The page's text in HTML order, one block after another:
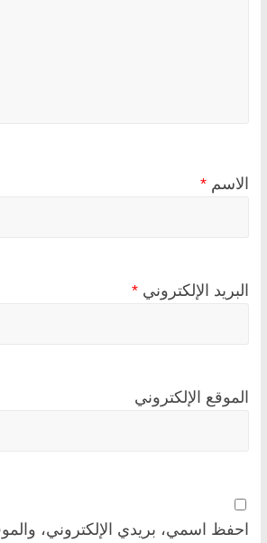
الاسم *
البريد الإلكتروني *
الموقع الإلكتروني
احفظ اسمي، بريدي الإلكتروني،